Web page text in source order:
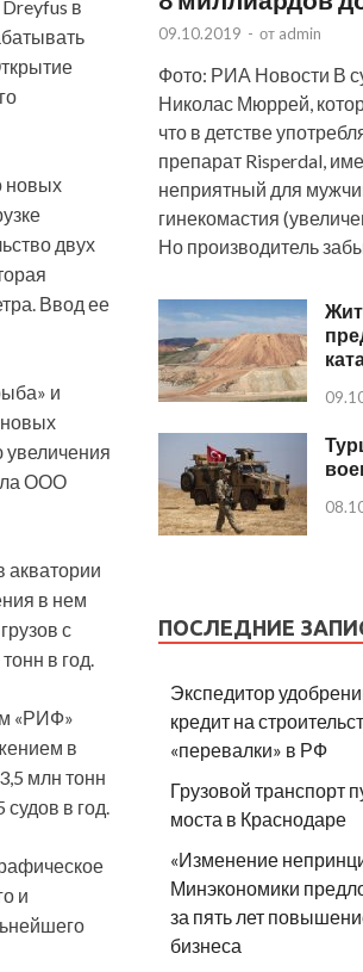
в
новых
двух
Ввод ее
и
увеличения
ООО
акватории
в нем
с
в год.
«РИФ»
в
млн тонн
в год.
и
09.10.2019 - от admin
Фото: РИА Новости В
Николас Мюррей,
что в детстве
препарат Risperdal,
неприятный для
гинекомастия
Но производитель
ПОСЛЕДНИЕ
Экспедитор
кредит на
«перевалки» в РФ
Грузовой транспорт
моста в Краснодаре
«Изменение
Минэкономики
за пять лет
бизнеса